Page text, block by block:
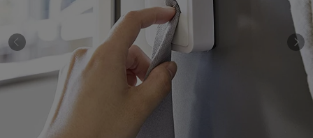
Facebook Mail Magazine